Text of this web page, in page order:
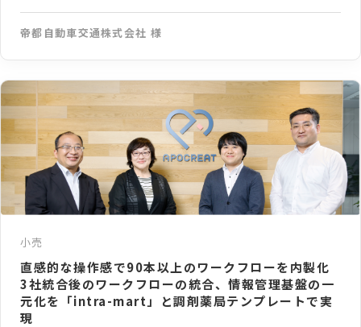
帝都自動車交通株式会社 様
小売
直感的な操作感で90本以上のワークフローを内製化
3社統合後のワークフローの統合、情報管理基盤の一
元化を「intra-mart」と調剤薬局テンプレートで実
現